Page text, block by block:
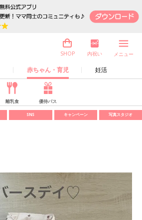
赤ちゃん・育児 妊活
SHOP 内祝い メニュー
離乳食 優待パス
SNS キャンペーン 写真スタジオ